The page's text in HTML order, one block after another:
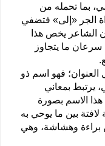
بما تحمله من
الجر «إلى» فتضفي
الشاعر يخص هذا
سرعان ما يتجاوز
فهو اسم ذو
يرتبط بمعاني
هذا الاسم بصورة
لافتة بين ما يوحي به
براءة وهشاشة، وهي